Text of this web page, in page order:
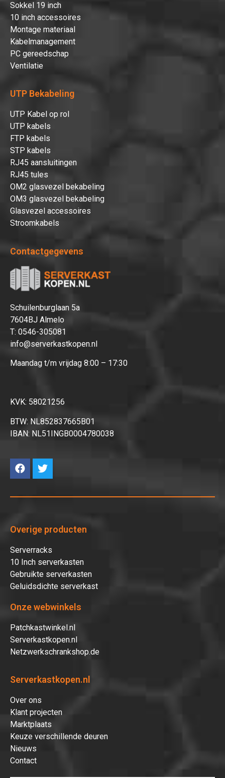
Sokkel 19 inch
10 inch accessoires
Montage materiaal
Kabelmanagement
PC gereedschap
Ventilatie
UTP Bekabeling
UTP Kabel op rol
UTP kabels
FTP kabels
STP kabels
RJ45 aansluitingen
RJ45 tules
OM2 glasvezel bekabeling
OM3 glasvezel bekabeling
Glasvezel accessoires
Stroomkabels
Contactgegevens
Schuilenburglaan 5a
7604BJ Almelo
T: 0546-305081
info@serverkastkopen.nl
Maandag t/m vrijdag 8:00 – 17:30
KVK: 58021256
BTW: NL852837665B01
IBAN: NL51INGB0004780038
Overige producten
Serverracks
10 Inch serverkasten
Gebruikte serverkasten
Geluidsdichte serverkast
Onze webwinkels
Patchkastwinkel.nl
Serverkastkopen.nl
Netzwerkschrankshop.de
Serverkastkopen.nl
Over ons
Klant projecten
Marktplaats
Keuze verschillende deuren
Nieuws
Contact